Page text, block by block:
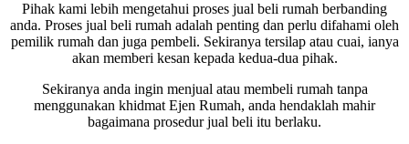
Pihak kami lebih mengetahui proses jual beli rumah berbanding
anda. Proses jual beli rumah adalah penting dan perlu difahami oleh
pemilik rumah dan juga pembeli. Sekiranya tersilap atau cuai, ianya
akan memberi kesan kepada kedua-dua pihak.
Sekiranya anda ingin menjual atau membeli rumah tanpa
menggunakan khidmat Ejen Rumah, anda hendaklah mahir
bagaimana prosedur jual beli itu berlaku.